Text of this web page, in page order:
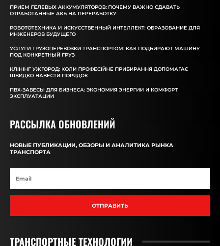
ПРИЕМ ГЕЛЕВЫХ АККУМУЛЯТОРОВ: ПОЧЕМУ ВАЖНО СДАВАТЬ
ОТРАБОТАННЫЕ АКБ НА ПЕРЕРАБОТКУ
РОБОТОТЕХНИКА И ИСКУССТВЕННЫЙ ИНТЕЛЛЕКТ: ОБРАЗОВАНИЕ ДЛЯ
ИНЖЕНЕРОВ БУДУЩЕГО
УСЛУГИ ГРУЗОПЕРЕВОЗКИ ТРАНСПОРТОМ: КАК ПОДБИРАЮТ МАШИНУ
ПОД КОНКРЕТНЫЙ ГРУЗ
КЛІНІНГ УЖГОРОД: КОЛИ ПРОФЕСІЙНЕ ПРИБИРАННЯ ДОПОМАГАЄ
ШВИДКО НАВЕСТИ ПОРЯДОК
ПВХ-ЗАВЕСЫ ДЛЯ БИЗНЕСА: ЭКОНОМИЯ ЭНЕРГИИ И КОМФОРТ
ЭКСПЛУАТАЦИИ
РАССЫЛКА ОБНОВЛЕНИЙ
НОВЫЕ ПУБЛИКАЦИИ, ОБЗОРЫ И АНАЛИТИКА РЫНКА
ТРАНСПОРТА
ОТПРАВИТЬ
ТРАНСПОРТНЫЕ ТЕХНОЛОГИИ